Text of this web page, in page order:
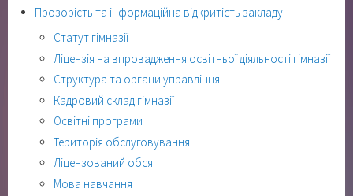
Прозорість та інформаційна відкритість закладу
Статут гімназії
Ліцензія на впровадження освітньої діяльності гімназії
Структура та органи управління
Кадровий склад гімназії
Освітні програми
Територія обслуговування
Ліцензований обсяг
Мова навчання